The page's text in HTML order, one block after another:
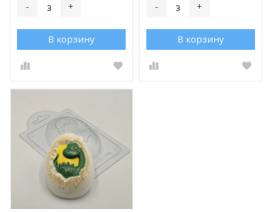
- +
В корзину
- +
В корзину